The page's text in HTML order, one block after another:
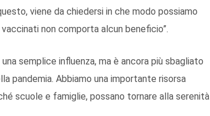
viene da chiedersi in che modo possiamo
non comporta alcun beneficio”.
semplice influenza, ma è ancora più sbagliato
pandemia. Abbiamo una importante risorsa
scuole e famiglie, possano tornare alla serenità